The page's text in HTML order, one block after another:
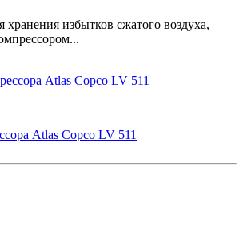
хранения избытков сжатого воздуха,
Atlas Copco LV 511